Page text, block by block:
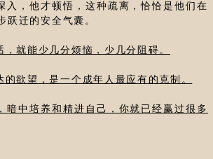
入，他才顿悟，这种疏离，恰恰是他们在
跃迁的安全气囊。
，就能少几分烦恼，少几分阻碍。
的欲望，是一个成年人最应有的克制。
暗中培养和精进自己，你就已经赢过很多